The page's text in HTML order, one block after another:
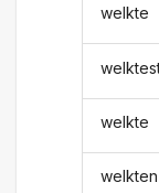
welkte
welkte
welkten